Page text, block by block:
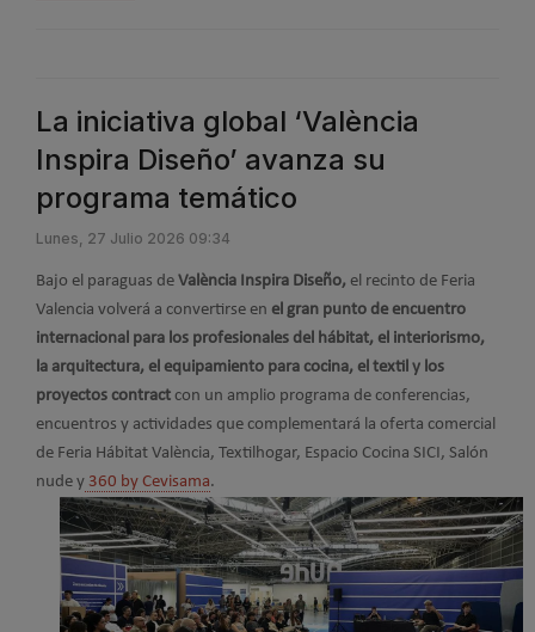
La iniciativa global ‘València
Inspira Diseño’ avanza su
programa temático
Lunes, 27 Julio 2026 09:34
Bajo el paraguas de València Inspira Diseño, el recinto de Feria
Valencia volverá a convertirse en el gran punto de encuentro
internacional para los profesionales del hábitat, el interiorismo,
la arquitectura, el equipamiento para cocina, el textil y los
proyectos contract con un amplio programa de conferencias,
encuentros y actividades que complementará la oferta comercial
de Feria Hábitat València, Textilhogar, Espacio Cocina SICI, Salón
nude y 360 by Cevisama.